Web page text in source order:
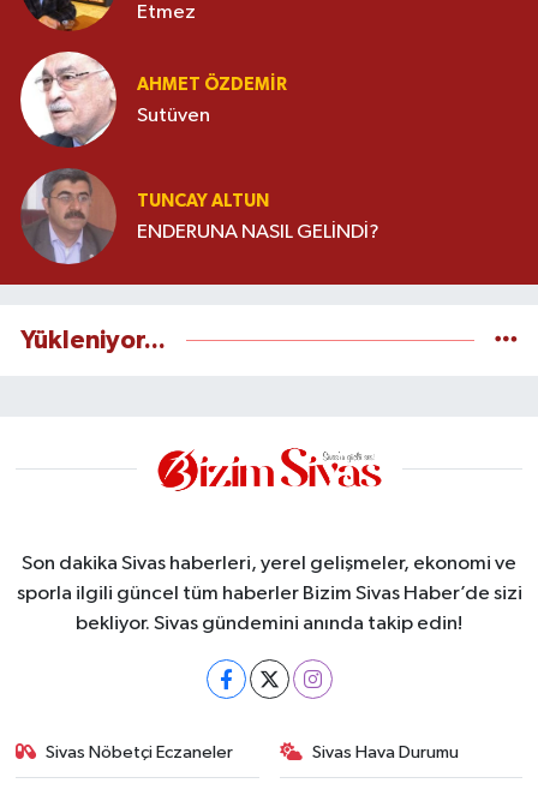
Etmez
AHMET ÖZDEMIR
Sutüven
TUNCAY ALTUN
ENDERUNA NASIL GELİNDİ?
Yükleniyor...
Son dakika Sivas haberleri, yerel gelişmeler, ekonomi ve
sporla ilgili güncel tüm haberler Bizim Sivas Haber’de sizi
bekliyor. Sivas gündemini anında takip edin!
Sivas Nöbetçi Eczaneler Sivas Hava Durumu